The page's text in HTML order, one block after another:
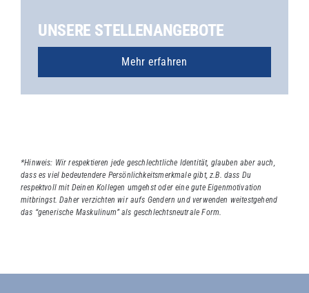
UNSERE STELLENANGEBOTE
Mehr erfahren
*Hinweis: Wir respektieren jede geschlechtliche Identität, glauben aber auch,
dass es viel bedeutendere Persönlichkeitsmerkmale gibt, z.B. dass Du
respektvoll mit Deinen Kollegen umgehst oder eine gute Eigenmotivation
mitbringst. Daher verzichten wir aufs Gendern und verwenden weitestgehend
das “generische Maskulinum” als geschlechtsneutrale Form.